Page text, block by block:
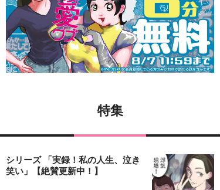
特集
シリーズ 「実録！私の人生、泣き
笑い」【絶賛更新中！】